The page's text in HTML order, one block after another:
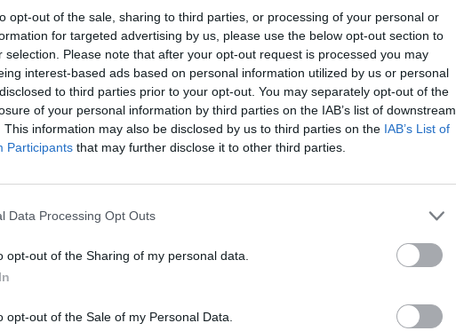
opt-out of the sale, sharing to third parties, or processing of your personal or
for targeted advertising by us, please use the below opt-out section to
selection. Please note that after your opt-out request is processed you may
interest-based ads based on personal information utilized by us or personal
to third parties prior to your opt-out. You may separately opt-out of the
of your personal information by third parties on the IAB’s list of downstream
This information may also be disclosed by us to third parties on the IAB’s List of
Participants that may further disclose it to other third parties.
Data Processing Opt Outs
opt-out of the Sharing of my personal data.
opt-out of the Sale of my Personal Data.
PASSÉS
du monde, candidats au titre de Pape, sont enfermés à la
du Vatican. À l’issue de ce conclave épique, « la Voix » nous
une ordure !
une ordure et certaines fêtes de noël mériteraient toujours
le texte des auteurs.